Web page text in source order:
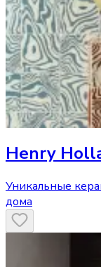
Henry
Уникальные
дома